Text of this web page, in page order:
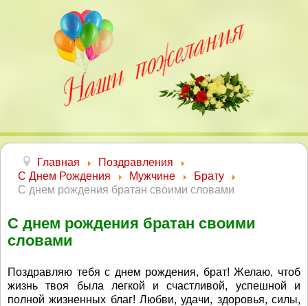
Главная
Поздравления
С Днем Рождения
Мужчине
Брату
С днем рождения братан своими словами
С днем рождения братан своими
словами
Поздравляю тебя с днем рождения, брат! Желаю, чтоб
жизнь твоя была легкой и счастливой, успешной и
полной жизненных благ! Любви, удачи, здоровья, силы,